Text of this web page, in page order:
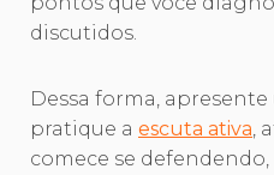
discutidos.
Dessa forma,
pratique a escuta ativa,
comece se